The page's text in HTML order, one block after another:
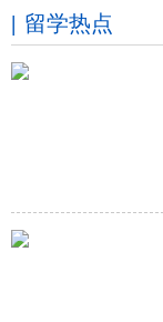
留学热点